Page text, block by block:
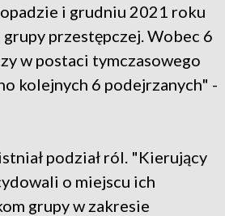
i grudniu 2021 roku
przestępczej. Wobec 6
w postaci tymczasowego
kolejnych 6 podejrzanych" -
podział ról. "Kierujący
o miejscu ich
grupy w zakresie